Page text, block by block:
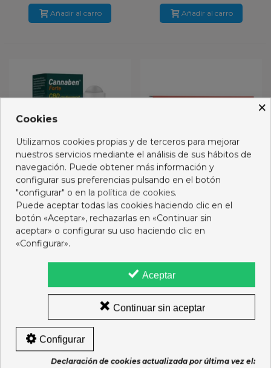
Añadir al carro Añadir al carro
CANNABEN FORTE 1
ROLL ON 75 ML
11,95 €
FISIOCREM CANNABIS
2UX60 ML
×
Cookies
Utilizamos cookies propias y de terceros para mejorar
nuestros servicios mediante el análisis de sus hábitos de
navegación. Puede obtener más información y
configurar sus preferencias pulsando en el botón
"configurar" o en la política de cookies.
Puede aceptar todas las cookies haciendo clic en el
botón «Aceptar», rechazarlas en «Continuar sin
aceptar» o configurar su uso haciendo clic en
«Configurar».
Aceptar
Continuar sin aceptar
Configurar
Declaración de cookies actualizada por última vez el: